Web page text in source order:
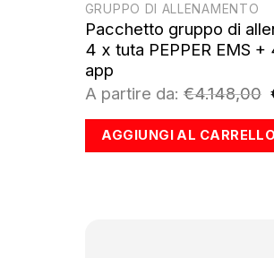
GRUPPO DI ALLENAMENTO
Pacchetto gruppo di
4 x tuta PEPPER EMS
app
A partire da: €4.148,00
AGGIUNGI AL CARRELLO